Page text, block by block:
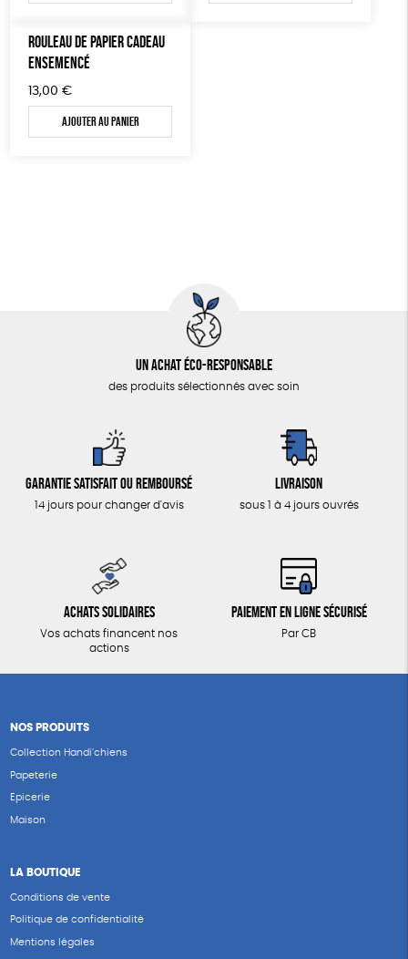
ROULEAU DE PAPIER CADEAU
ENSEMENCÉ
13,00 €
Ajouter au panier
Un achat éco-responsable
des produits sélectionnés avec soin
Garantie satisfait ou remboursé
14 jours pour changer d'avis
Livraison
sous 1 à 4 jours ouvrés
Achats solidaires
Vos achats financent nos
actions
Paiement en ligne sécurisé
Par CB
NOS PRODUITS
Collection Handi’chiens
Papeterie
Epicerie
Maison
LA BOUTIQUE
Conditions de vente
Politique de confidentialité
Mentions légales